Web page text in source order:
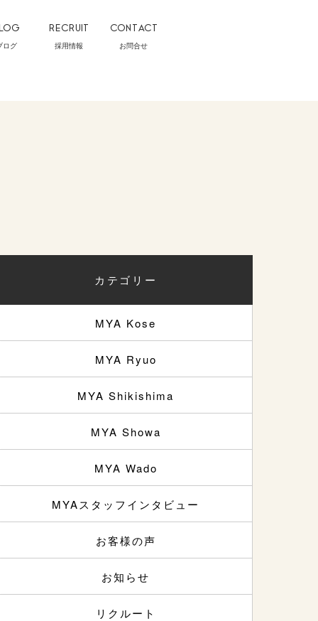
ログ
RECRUIT
採用情報
CONTACT
お問合せ
カテゴリー
MYA Kose
MYA Ryuo
MYA Shikishima
MYA Showa
MYA Wado
MYAスタッフインタビュー
お客様の声
お知らせ
リクルート